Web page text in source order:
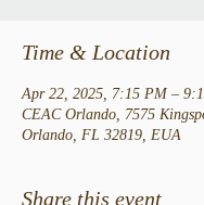
Time & Location
Apr 22, 2025, 7:15 PM –
CEAC Orlando, 7575
Orlando, FL 32819, EUA
Share this event